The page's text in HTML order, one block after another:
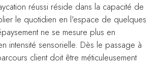
réussi réside dans la capacité de
le quotidien en l'espace de quelques
ne se mesure plus en
intensité sensorielle. Dès le passage à
client doit être méticuleusement